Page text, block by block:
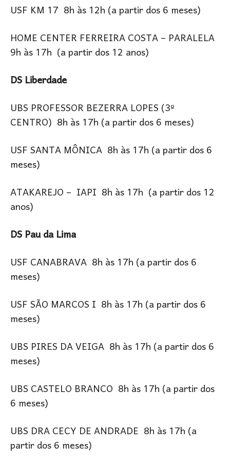
USF KM 17 8h às 12h (a partir dos 6 meses)
HOME CENTER FERREIRA COSTA – PARALELA
9h às 17h (a partir dos 12 anos)
DS Liberdade
UBS PROFESSOR BEZERRA LOPES (3º
CENTRO) 8h às 17h (a partir dos 6 meses)
USF SANTA MÔNICA 8h às 17h (a partir dos 6
meses)
ATAKAREJO – IAPI 8h às 17h (a partir dos 12
anos)
DS Pau da Lima
USF CANABRAVA 8h às 17h (a partir dos 6
meses)
USF SÃO MARCOS I 8h às 17h (a partir dos 6
meses)
UBS PIRES DA VEIGA 8h às 17h (a partir dos 6
meses)
UBS CASTELO BRANCO 8h às 17h (a partir dos
6 meses)
UBS DRA CECY DE ANDRADE 8h às 17h (a
partir dos 6 meses)